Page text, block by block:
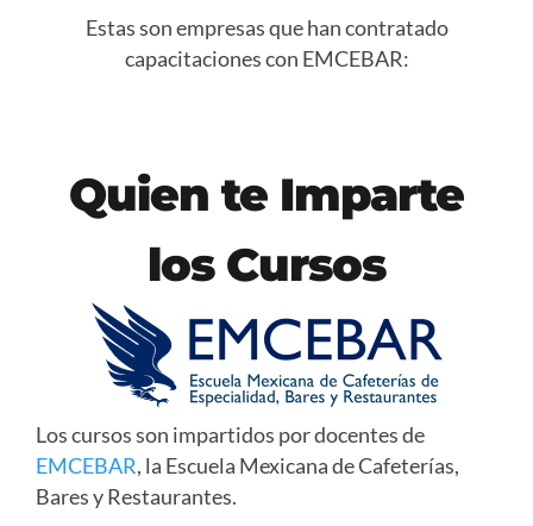
Estas son empresas que han contratado
capacitaciones con EMCEBAR:
Quien te Imparte
los Cursos
Los cursos son impartidos por docentes de
EMCEBAR, la Escuela Mexicana de Cafeterías,
Bares y Restaurantes.